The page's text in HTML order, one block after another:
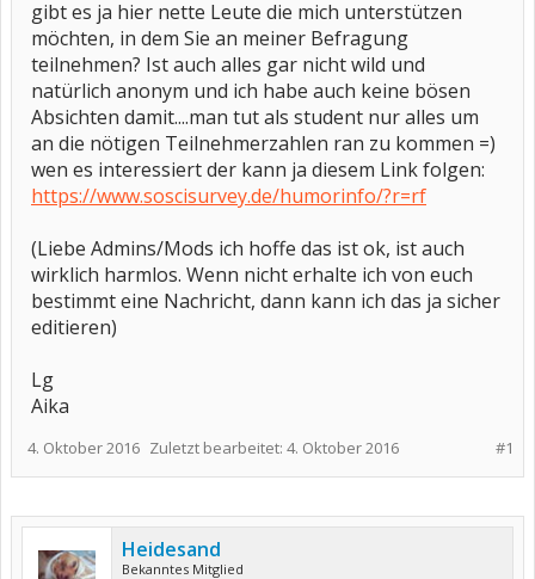
gibt es ja hier nette Leute die mich unterstützen
möchten, in dem Sie an meiner Befragung
teilnehmen? Ist auch alles gar nicht wild und
natürlich anonym und ich habe auch keine bösen
Absichten damit....man tut als student nur alles um
an die nötigen Teilnehmerzahlen ran zu kommen =)
wen es interessiert der kann ja diesem Link folgen:
https://www.soscisurvey.de/humorinfo/?r=rf
(Liebe Admins/Mods ich hoffe das ist ok, ist auch
wirklich harmlos. Wenn nicht erhalte ich von euch
bestimmt eine Nachricht, dann kann ich das ja sicher
editieren)
Lg
Aika
#1
4. Oktober 2016 Zuletzt bearbeitet: 4. Oktober 2016
Heidesand
Bekanntes Mitglied